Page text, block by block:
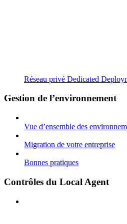
Réseau privé Dedicated
Gestion de l’environnement
Vue d’ensemble des
Migration de votre entreprise
Bonnes pratiques
Contrôles du Local Agent